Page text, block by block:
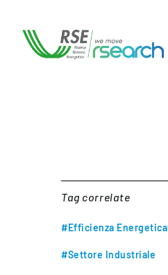
Tag correlate
#Efficienza Energetica
#Settore Industriale